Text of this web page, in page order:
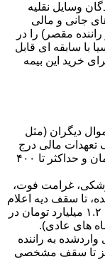
وسایل نقلیه
جانی و مالی
مقصر) را در
با سابقه ای قابل
خرید این بیمه
دیگران (مثل
تعهدات مالی درج
شده در بیمه نامه (حداقل ۲۰ میلیون تومان و حداکثر تا ۴۰۰
غرامت فوت،
تا سقف دیه اعلام
شده توسط قوه قضاییه (در سال ۱۴۰۳، ۱.۲ میلیارد تومان در
به راننده
تا سقف مشخصی